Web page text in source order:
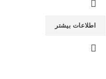
اطلاعات بیشتر